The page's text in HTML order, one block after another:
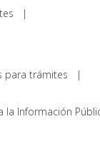
|
para trámites |
a la Información